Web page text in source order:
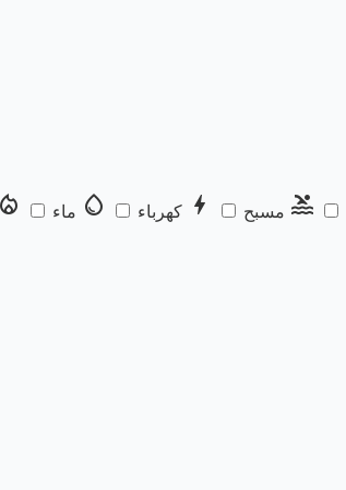
pool مسبح bolt كهرباء water_drop ماء local_fire_department